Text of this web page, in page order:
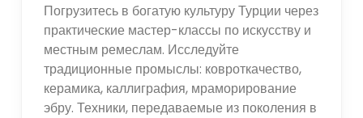
Погрузитесь в богатую культуру Турции через
практические мастер-классы по искусству и
местным ремеслам. Исследуйте
традиционные промыслы: ковроткачество,
керамика, каллиграфия, мраморирование
эбру. Техники, передаваемые из поколения в